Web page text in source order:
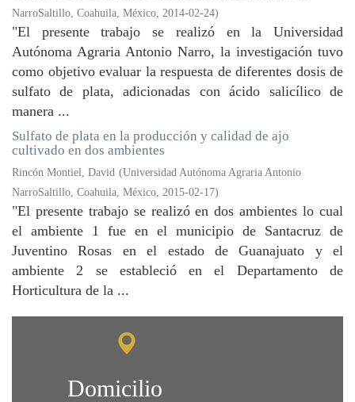
NarroSaltillo, Coahuila, México, 2014-02-24)
"El presente trabajo se realizó en la Universidad
Autónoma Agraria Antonio Narro, la investigación tuvo
como objetivo evaluar la respuesta de diferentes dosis de
sulfato de plata, adicionadas con ácido salicílico de
manera ...
Sulfato de plata en la producción y calidad de ajo
cultivado en dos ambientes
Rincón Montiel, David (Universidad Autónoma Agraria Antonio
NarroSaltillo, Coahuila, México, 2015-02-17)
"El presente trabajo se realizó en dos ambientes lo cual
el ambiente 1 fue en el municipio de Santacruz de
Juventino Rosas en el estado de Guanajuato y el
ambiente 2 se estableció en el Departamento de
Horticultura de la ...
Domicilio